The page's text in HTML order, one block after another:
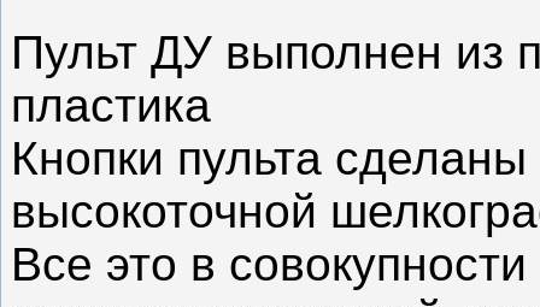
Пульт ДУ выполнен из
пластика
Кнопки пульта
высокоточной
Все это в